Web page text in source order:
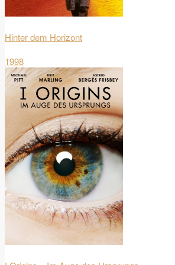
Hinter dem Horizont
1998